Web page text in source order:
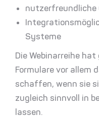
nutzerfreundliche
Systeme
Die Webinarreihe
Formulare vor allem
schaffen, wenn sie
zugleich sinnvoll in
lassen.